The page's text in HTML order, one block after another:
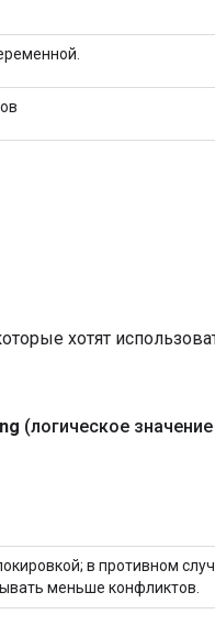
хотят
(логическое
в противном
меньше конфликтов.